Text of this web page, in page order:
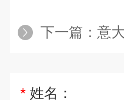
下一篇： 意大
* 姓名：